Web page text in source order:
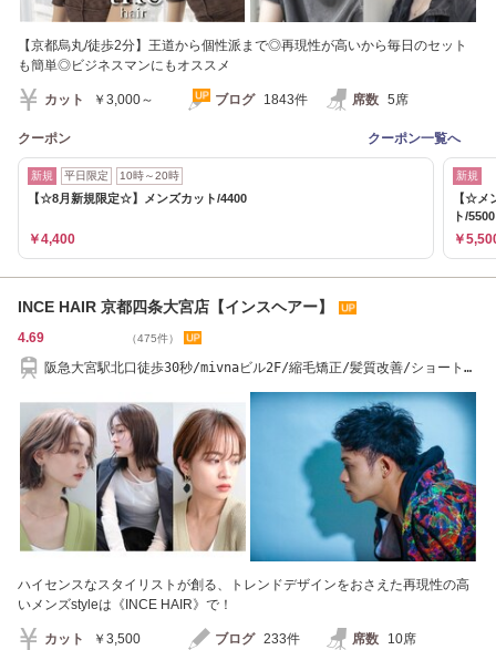
【京都烏丸/徒歩2分】王道から個性派まで◎再現性が高いから毎日のセット
も簡単◎ビジネスマンにもオススメ
カット ￥3,000～ ブログ 1843件 席数 5席
クーポン クーポン一覧へ
新規 平日限定 10時～20時
【☆8月新規限定☆】メンズカット/4400
￥4,400
新規
【☆メ
ト/5500
￥
INCE HAIR 京都四条大宮店【インスヘアー】
4.69 （475件）
阪急大宮駅北口徒歩30秒/mivnaビル2F/縮毛矯正/髪質改善/ショートカ
ハイセンスなスタイリストが創る、トレンドデザインをおさえた再現性の高
いメンズstyleは《INCE HAIR》で！
カット ￥3,500 ブログ 233件 席数 10席